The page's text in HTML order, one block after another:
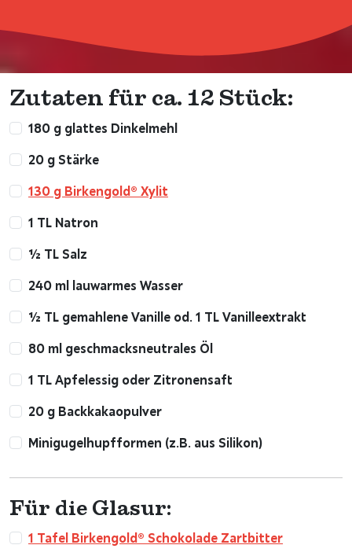
Zutaten für ca. 12 Stück:
180 g glattes Dinkelmehl
20 g Stärke
130 g Birkengold® Xylit
1 TL Natron
½ TL Salz
240 ml lauwarmes Wasser
½ TL gemahlene Vanille od. 1 TL Vanilleextrakt
80 ml geschmacksneutrales Öl
1 TL Apfelessig oder Zitronensaft
20 g Backkakaopulver
Minigugelhupfformen (z.B. aus Silikon)
Für die Glasur:
1 Tafel Birkengold® Schokolade Zartbitter